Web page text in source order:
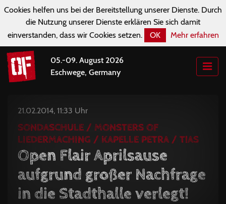
Cookies helfen uns bei der Bereitstellung unserer Dienste. Durch
die Nutzung unserer Dienste erklären Sie sich damit
einverstanden, dass wir Cookies setzen.
OK Mehr erfahren
05.-09. August 2026
Eschwege, Germany
21.02.2014, 11:33 Uhr
SONDASCHULE / MONSTERS OF
LIEDERMACHING / KAPELLE PETRA / T!AS
Open Flair Aprilsause
aufgrund großer Nachfrage
in die Stadthalle verlegt!